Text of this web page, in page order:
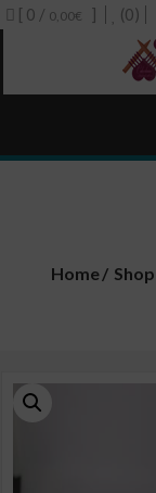
[ 0 / 0,00€ ] (0)
Home Shop